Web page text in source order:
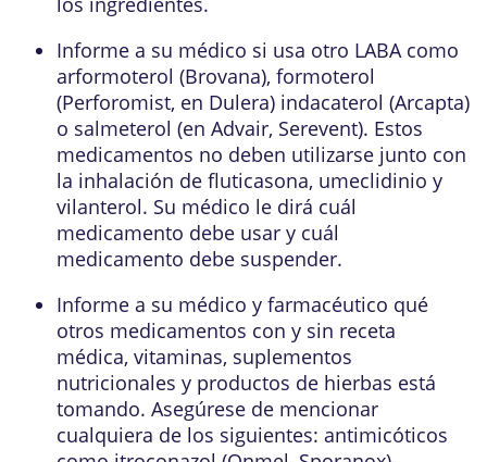
Informe a su médico si usa otro LABA como
arformoterol (Brovana), formoterol
(Perforomist, en Dulera) indacaterol (Arcapta)
o salmeterol (en Advair, Serevent). Estos
medicamentos no deben utilizarse junto con
la inhalación de fluticasona, umeclidinio y
vilanterol. Su médico le dirá cuál
medicamento debe usar y cuál
medicamento debe suspender.
Informe a su médico y farmacéutico qué
otros medicamentos con y sin receta
médica, vitaminas, suplementos
nutricionales y productos de hierbas está
tomando. Asegúrese de mencionar
cualquiera de los siguientes: antimicóticos